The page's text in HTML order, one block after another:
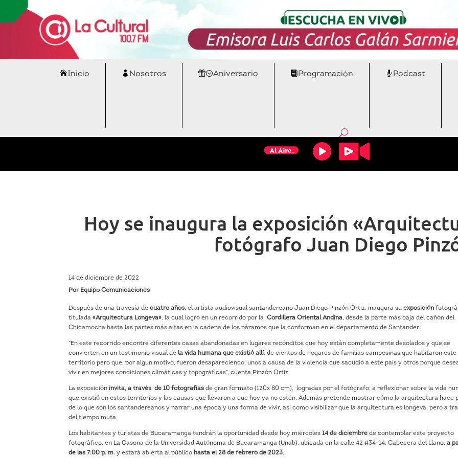
Inicio Nosotros Aniversario Programación Podcast
Hoy se inaugura la exposición
fotógrafo Juan Diego
14 de diciembre de 2022
Por Equipo Comunicaciones
Después de una travesía decuatro años, el artista audiovisual santandereano Juan Diego Pinzón Ortiz, inaugura suexposición
titulada«Arquitectura Longeva», la cual logró en un recorrido por laCordillera Oriental Andina, desde la parte más baja del cañón del
Chicamocha hasta las partes más altas en la cadena de los páramos que la conforman en el departamento de Santander.
“En este recorrido encontré diferentes casas abandonadas en lugares recónditos que hoy están completamente desolados y que se
convierten en un testimonio visual dela vida humana que existió allí, de cientos de hogares de familias campesinas que habitaron este
territorio pero que, por algún motivo, fueron desapareciendo, unos a causa de la violencia que sacudió a este país y otros porque
vivir en mejores condiciones climáticas y topográficas”, cuenta Pinzón Ortiz.
La exposición invita, a través de 10 fotografías de gran formato (120x 80 cm), logradas por el fotógrafo, a reflexionar sobre la vida
que existió en estos territorios y las causas que llevaron a que hoy ya no estén. Además pretende mostrar cómo la arquitectura hace
de lo que son los santandereanos y narrar una época y una forma de vivir, así como visibilizar que la arquitectura es longeva, pero a
del tiempo muta.
Los habitantes y turistas de Bucaramanga tendrán la oportunidad desde hoy miércoles14 de diciembre de contemplar este proyecto
fotográfico,en La Casona de la Universidad Autónoma de Bucaramanga (Unab), ubicada en la calle 42 #34-14, Cabecera del Llano,a
de las 7:00 p. m. y estará abierta al público hasta el 28 de febrero de 2023.